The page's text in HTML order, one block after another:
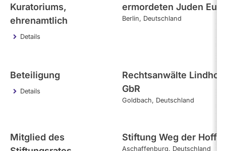
Kuratoriums,
ehrenamtlich
Details
ermordeten Juden
Berlin Deutschland
Beteiligung
Details
Rechtsanwälte Lindholz
GbR
Goldbach Deutschland
Mitglied des
Stiftung Weg der
Aschaffenburg Deutschland